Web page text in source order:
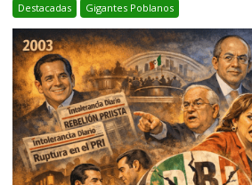
Destacadas Gigantes Poblanos